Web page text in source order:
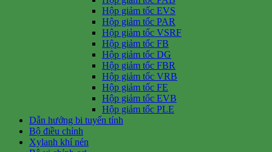
Hộp giảm tốc EVS
Hộp giảm tốc PAR
Hộp giảm tốc VSRF
Hộp giảm tốc FB
Hộp giảm tốc DG
Hộp giảm tốc FBR
Hộp giảm tốc VRB
Hộp giảm tốc FE
Hộp giảm tốc EVB
Hộp giảm tốc PLE
Dẫn hướng bi tuyến tính
Bộ điều chỉnh
Xylanh khí nén